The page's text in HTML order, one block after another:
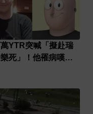
YTR突喊「擬赴瑞
死」！他罹病嘆：
貴